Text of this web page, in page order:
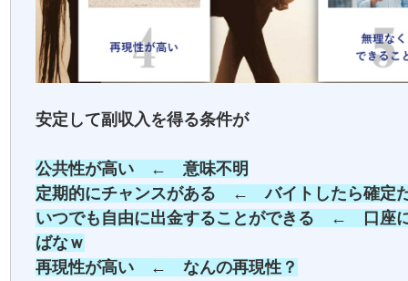
安定して副収入を得る条件が
公共性が高い ← 意味不明
定期的にチャンスがある ← バイトしたら確定
いつでも自由に出金することができる ← 口座
ばなｗ
再現性が高い ← なんの再現性？